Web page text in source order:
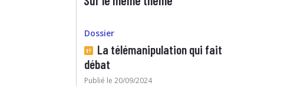
Dossier
La télémanipulation qui fait
débat
Publié le 20/09/2024